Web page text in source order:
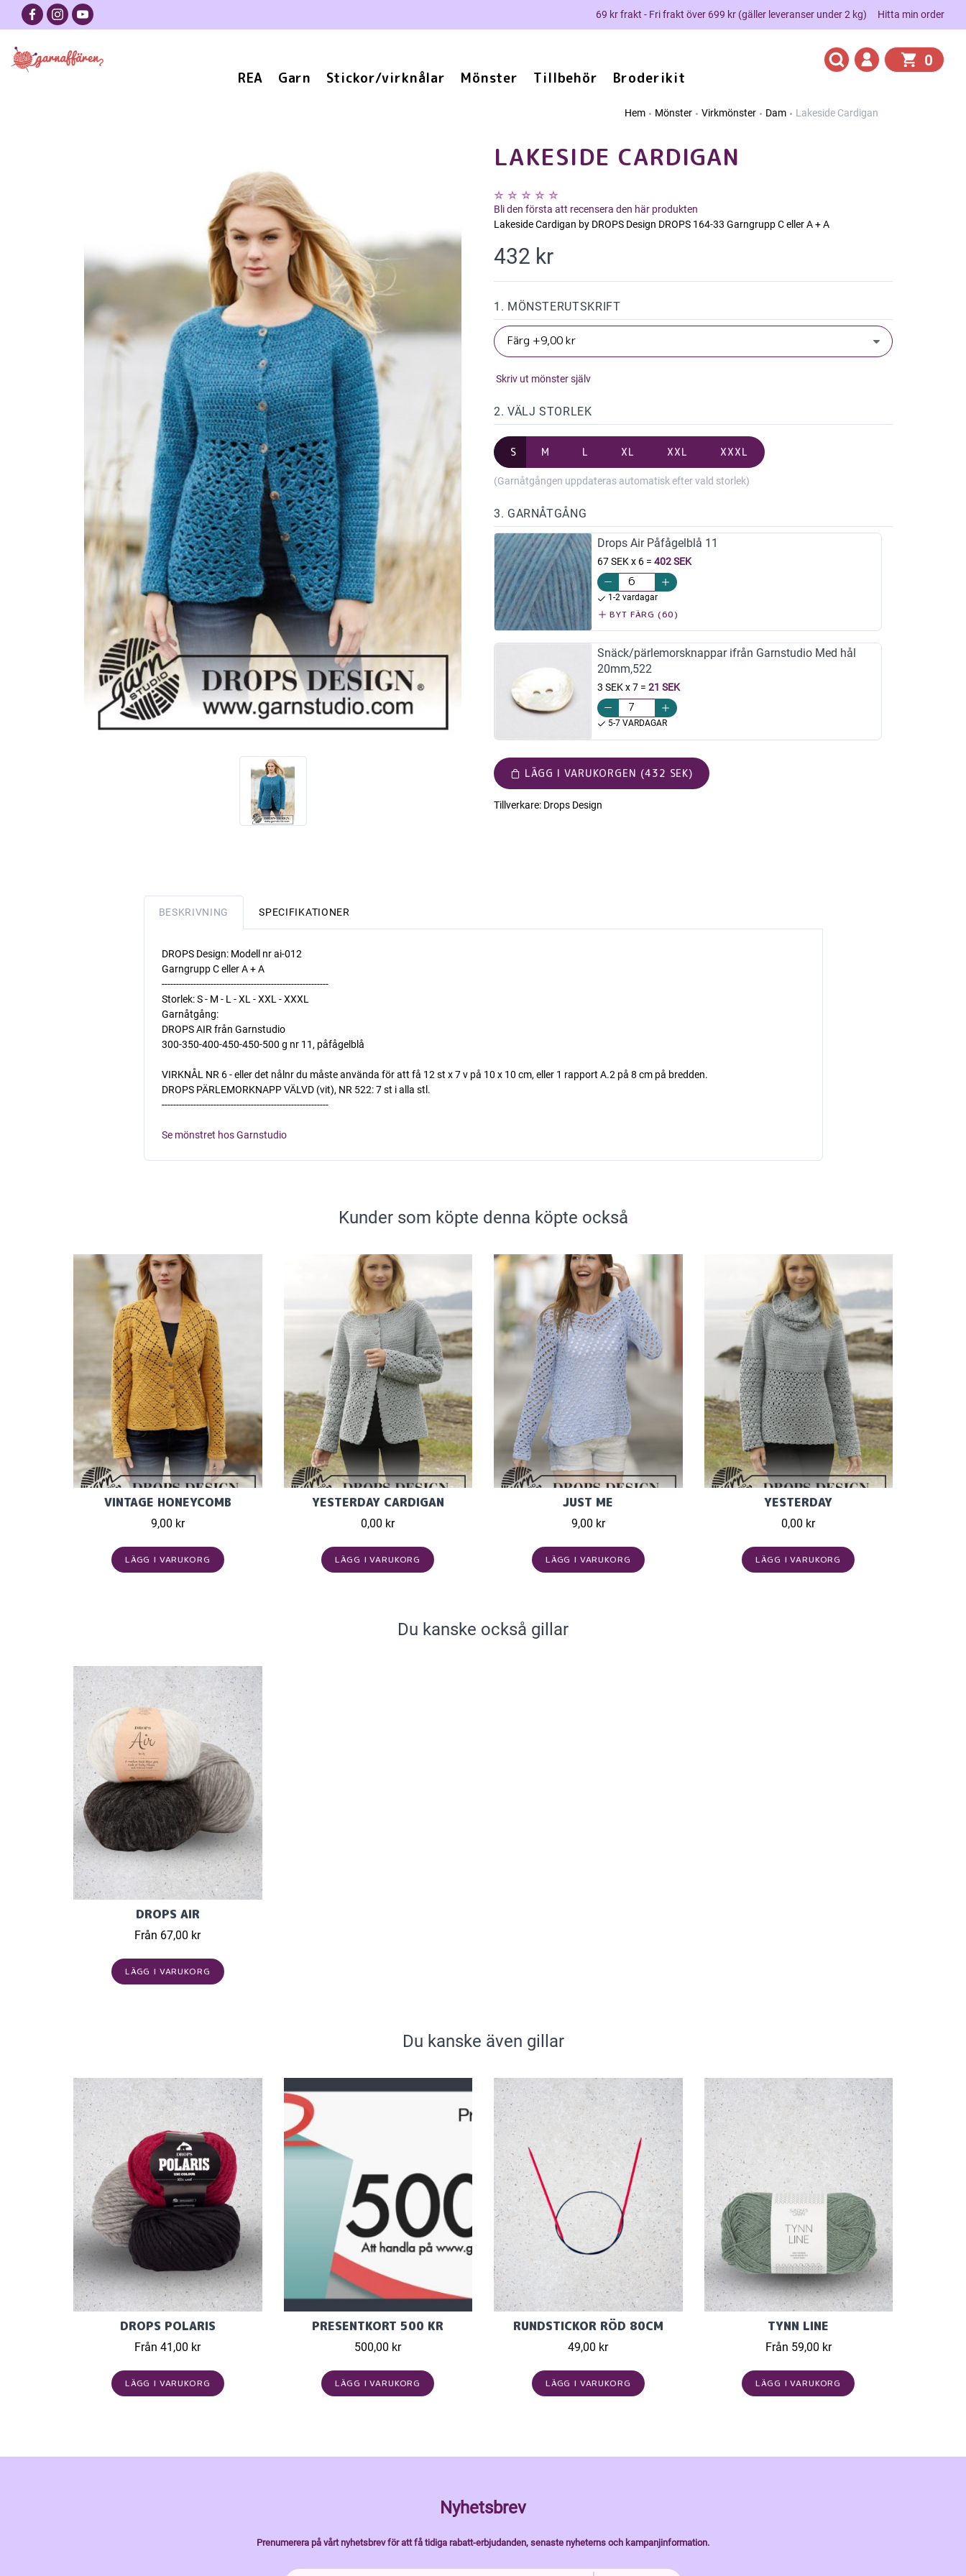
69 kr frakt - Fri frakt över 699 kr (gäller leveranser under 2 kg) Hitta min order
REA Garn Stickor/virknålar Mönster Tillbehör Broderikit
0
Hem Mönster Virkmönster Dam Lakeside Cardigan
LAKESIDE CARDIGAN
Bli den första att recensera den här produkten
Lakeside Cardigan by DROPS Design DROPS 164-33 Garngrupp C eller A + A
432 kr
1. MÖNSTERUTSKRIFT
Skriv ut mönster själv
2. VÄLJ STORLEK
S M L XL XXL XXXL
(Garnåtgången uppdateras automatisk efter vald storlek)
3. GARNÅTGÅNG
Drops Air Påfågelblå 11
67 SEK x 6= 402 SEK
1-2 vardagar
BYT FÄRG (60)
Snäck/pärlemorsknappar ifrån Garnstudio Med hål
20mm,522
3 SEK x 7= 21 SEK
5-7 VARDAGAR
LÄGG I VARUKORGEN (432 SEK)
Tillverkare: Drops Design
BESKRIVNING SPECIFIKATIONER
DROPS Design: Modell nr ai-012
Garngrupp C eller A + A
----------------------------------------------------------
Storlek: S - M - L - XL - XXL - XXXL
Garnåtgång:
DROPS AIR från Garnstudio
300-350-400-450-450-500 g nr 11, påfågelblå
VIRKNÅL NR 6 - eller det nålnr du måste använda för att få 12 st x 7 v på 10 x 10 cm, eller 1 rapport A.2 på 8 cm på bredden.
DROPS PÄRLEMORKNAPP VÄLVD (vit), NR 522: 7 st i alla stl.
----------------------------------------------------------
Se mönstret hos Garnstudio
Kunder som köpte denna köpte också
VINTAGE HONEYCOMB
9,00 kr
LÄGG I VARUKORG
YESTERDAY CARDIGAN
0,00 kr
LÄGG I VARUKORG
JUST ME
9,00 kr
LÄGG I VARUKORG
YESTERDAY
0,00 kr
LÄGG I VARUKORG
Du kanske också gillar
DROPS AIR
Från 67,00 kr
LÄGG I VARUKORG
Du kanske även gillar
DROPS POLARIS
Från 41,00 kr
LÄGG I VARUKORG
PRESENTKORT 500 KR
500,00 kr
LÄGG I VARUKORG
RUNDSTICKOR RÖD 80CM
49,00 kr
LÄGG I VARUKORG
TYNN LINE
Från 59,00 kr
LÄGG I VARUKORG
Nyhetsbrev
Prenumerera på vårt nyhetsbrev för att få tidiga rabatt-erbjudanden, senaste nyheterns och kampanjinformation.